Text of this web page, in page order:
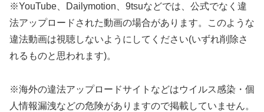
※YouTube、Dailymotion、9tsuなどでは、公式でなく違
法アップロードされた動画の場合があります。このような
違法動画は視聴しないようにしてください(いずれ削除さ
れるものと思われます)。
※海外の違法アップロードサイトなどはウイルス感染・個
人情報漏洩などの危険がありますので掲載していません。